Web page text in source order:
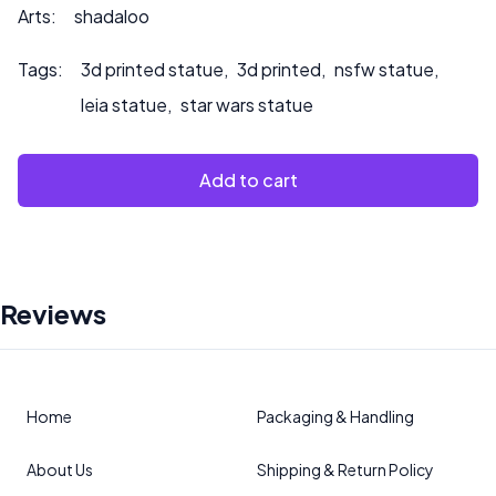
souhaitez que nous peignions le produit.
Arts: shadaloo
Tags: 3d printed statue, 3d printed, nsfw statue,
leia statue, star wars statue
Add to cart
Reviews
Home
About Us
Packaging & Handling
Shipping & Return Policy